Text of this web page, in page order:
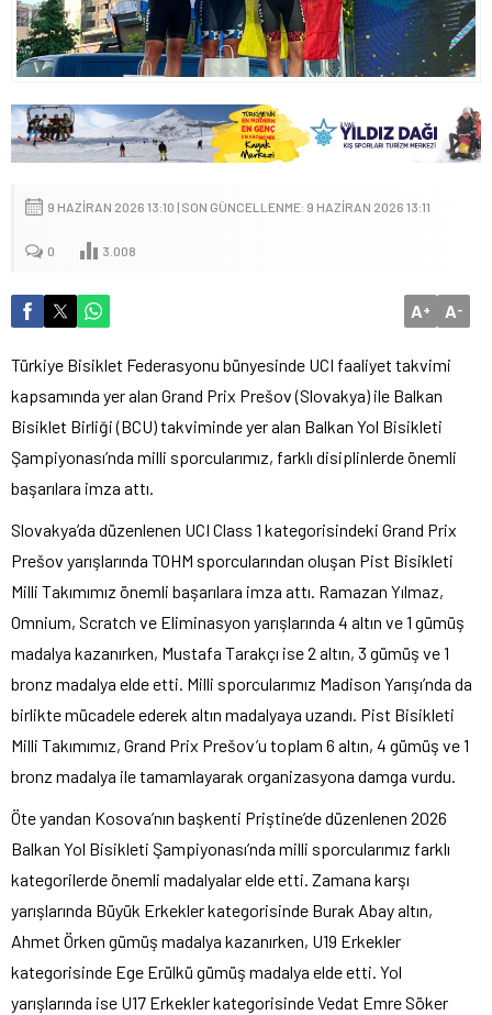
9 HAZIRAN 2026 13:10 | SON GÜNCELLENME: 9 HAZIRAN 2026 13:11
0 3.008
A+ A-
Türkiye Bisiklet Federasyonu bünyesinde UCI faaliyet takvimi
kapsamında yer alan Grand Prix Prešov (Slovakya) ile Balkan
Bisiklet Birliği (BCU) takviminde yer alan Balkan Yol Bisikleti
Şampiyonası’nda milli sporcularımız, farklı disiplinlerde önemli
başarılara imza attı.
Slovakya’da düzenlenen UCI Class 1 kategorisindeki Grand Prix
Prešov yarışlarında TOHM sporcularından oluşan Pist Bisikleti
Milli Takımımız önemli başarılara imza attı. Ramazan Yılmaz,
Omnium, Scratch ve Eliminasyon yarışlarında 4 altın ve 1 gümüş
madalya kazanırken, Mustafa Tarakçı ise 2 altın, 3 gümüş ve 1
bronz madalya elde etti. Milli sporcularımız Madison Yarışı’nda da
birlikte mücadele ederek altın madalyaya uzandı. Pist Bisikleti
Milli Takımımız, Grand Prix Prešov’u toplam 6 altın, 4 gümüş ve 1
bronz madalya ile tamamlayarak organizasyona damga vurdu.
Öte yandan Kosova’nın başkenti Priştine’de düzenlenen 2026
Balkan Yol Bisikleti Şampiyonası’nda milli sporcularımız farklı
kategorilerde önemli madalyalar elde etti. Zamana karşı
yarışlarında Büyük Erkekler kategorisinde Burak Abay altın,
Ahmet Örken gümüş madalya kazanırken, U19 Erkekler
kategorisinde Ege Erülkü gümüş madalya elde etti. Yol
yarışlarında ise U17 Erkekler kategorisinde Vedat Emre Söker